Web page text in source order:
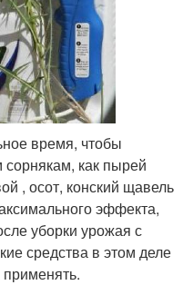
время, чтобы
как пырей
, осот, конский щавель
эффекта,
уборки урожая с
средства в этом деле